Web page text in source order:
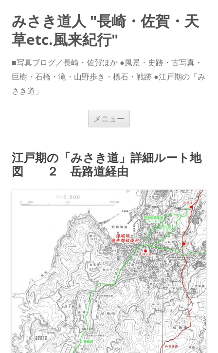
みさき道人 "長崎・佐賀・天
草etc.風来紀行"
■写真ブログ／長崎・佐賀ほか ●風景・史跡・古写真・
巨樹・石橋・滝・山野歩き・標石・戦跡 ●江戸期の「み
さき道」
メニュー
ス
キ
江戸期の「みさき道」詳細ルート地
図 ２ 岳路道経由